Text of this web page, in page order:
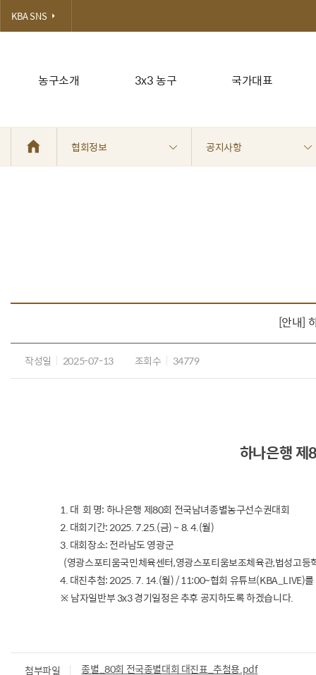
농구소개 3x3 농구 국가대표
KBA SNS
협회정보 공지사항
[안내]
작성일 2025-07-13 조회수 34779
하나은행 제
1. 대 회 명: 하나은행 제80회 전국남녀종별농구선수권대회
2. 대회기간: 2025. 7.25.(금) ~ 8. 4.(월)
3. 대회장소: 전라남도 영광군
(영광스포티움국민체육센터,영광스포티움보조체육관,법성고
4. 대진추첨: 2025. 7. 14.(월) / 11:00~협회 유튜브(KBA_LIVE)를
※ 남자일반부 3x3 경기일정은 추후 공지하도록 하겠습니다.
첨부파일 종별_80회 전국종별대회 대진표_추첨용.pdf